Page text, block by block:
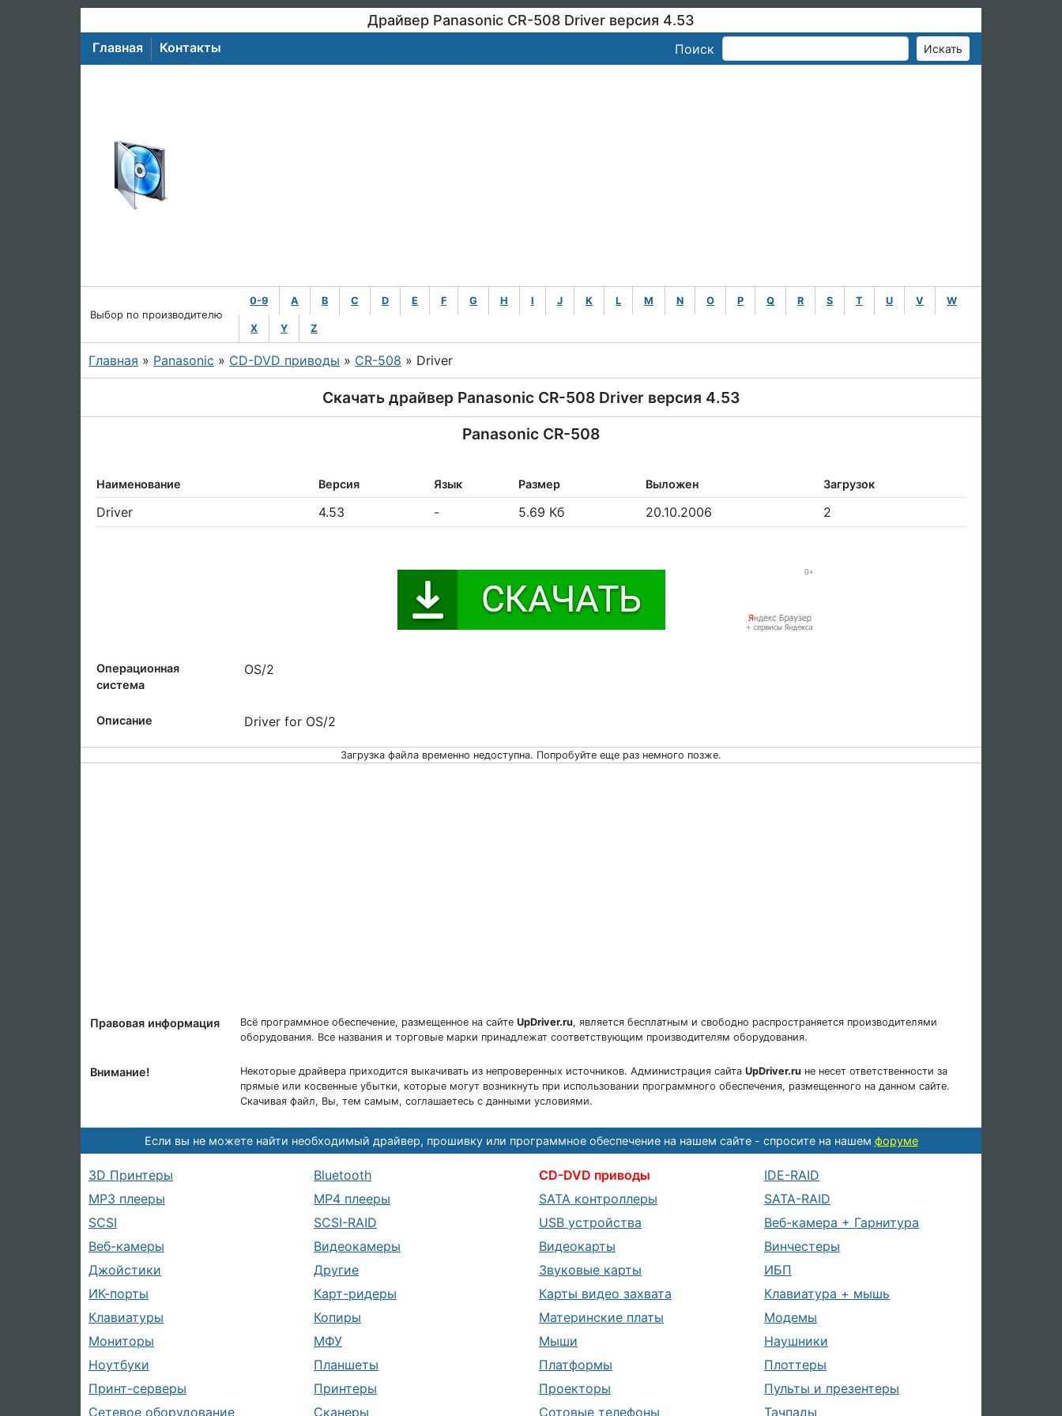
Драйвер Panasonic CR-508 Driver версия 4.53
Главная Контакты Поиск
Выбор по производителю
0-9 A B C D E F G H I J K L M N O P Q R S T U V W
X Y Z
Главная » Panasonic » CD-DVD приводы » CR-508 » Driver
Скачать драйвер Panasonic CR-508 Driver версия 4.53
Panasonic CR-508
Наименование Версия Язык Размер Выложен Загрузок
Driver 4.53 - 5.69 Кб 20.10.2006 2
Операционная
система
OS/2
Описание Driver for OS/2
Загрузка файла временно недоступна. Попробуйте еще раз немного позже.
Правовая информация Всё программное обеспечение, размещенное на сайте UpDriver.ru, является бесплатным и свободно распространяется производителями
оборудования. Все названия и торговые марки принадлежат соответствующим производителям оборудования.
Внимание! Некоторые драйвера приходится выкачивать из непроверенных источников. Администрация сайта UpDriver.ru не несет ответственности за
прямые или косвенные убытки, которые могут возникнуть при использовании программного обеспечения, размещенного на данном сайте.
Скачивая файл, Вы, тем самым, соглашаетесь с данными условиями.
Если вы не можете найти необходимый драйвер, прошивку или программное обеспечение на нашем сайте - спросите на нашем форуме
3D Принтеры Bluetooth CD-DVD приводы
IDE-RAID
MP3 плееры
MP4 плееры SATA контроллеры
SATA-RAID
SCSI
SCSI-RAID USB устройства
Веб-камера + Гарнитура
Веб-камеры
Видеокамеры Видеокарты
Винчестеры
Джойстики
Другие Звуковые карты
ИБП
ИК-порты
Карт-ридеры Карты видео захвата
Клавиатура + мышь
Клавиатуры
Копиры Материнские платы
Модемы
Мониторы
МФУ Мыши
Наушники
Ноутбуки
Планшеты Платформы
Плоттеры
Принт-серверы
Принтеры Проекторы
Пульты и презентеры
Сетевое оборудование
Сканеры Сотовые телефоны Тачпады